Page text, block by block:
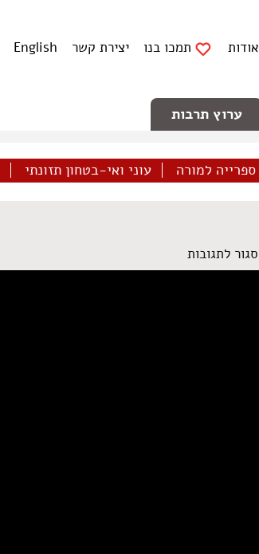
אודות תמכו בנו יצירת קשר English
ערוץ תרבות
ספרייה למורה עוני ואי-בטחון תזונתי
סגור לתגובותעל
עלא